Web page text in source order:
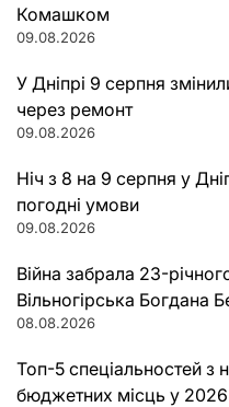
Комашком
09.08.2026
У Дніпрі 9 серпня
через ремонт
09.08.2026
Ніч з 8 на 9 серпня у
погодні умови
09.08.2026
Війна забрала 23-
Вільногірська Богдана
08.08.2026
Топ-5 спеціальностей з
бюджетних місць у 2026